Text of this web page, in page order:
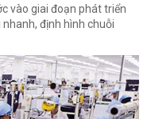
vào giai đoạn phát triển
định hình chuỗi